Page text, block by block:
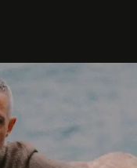
del próximo